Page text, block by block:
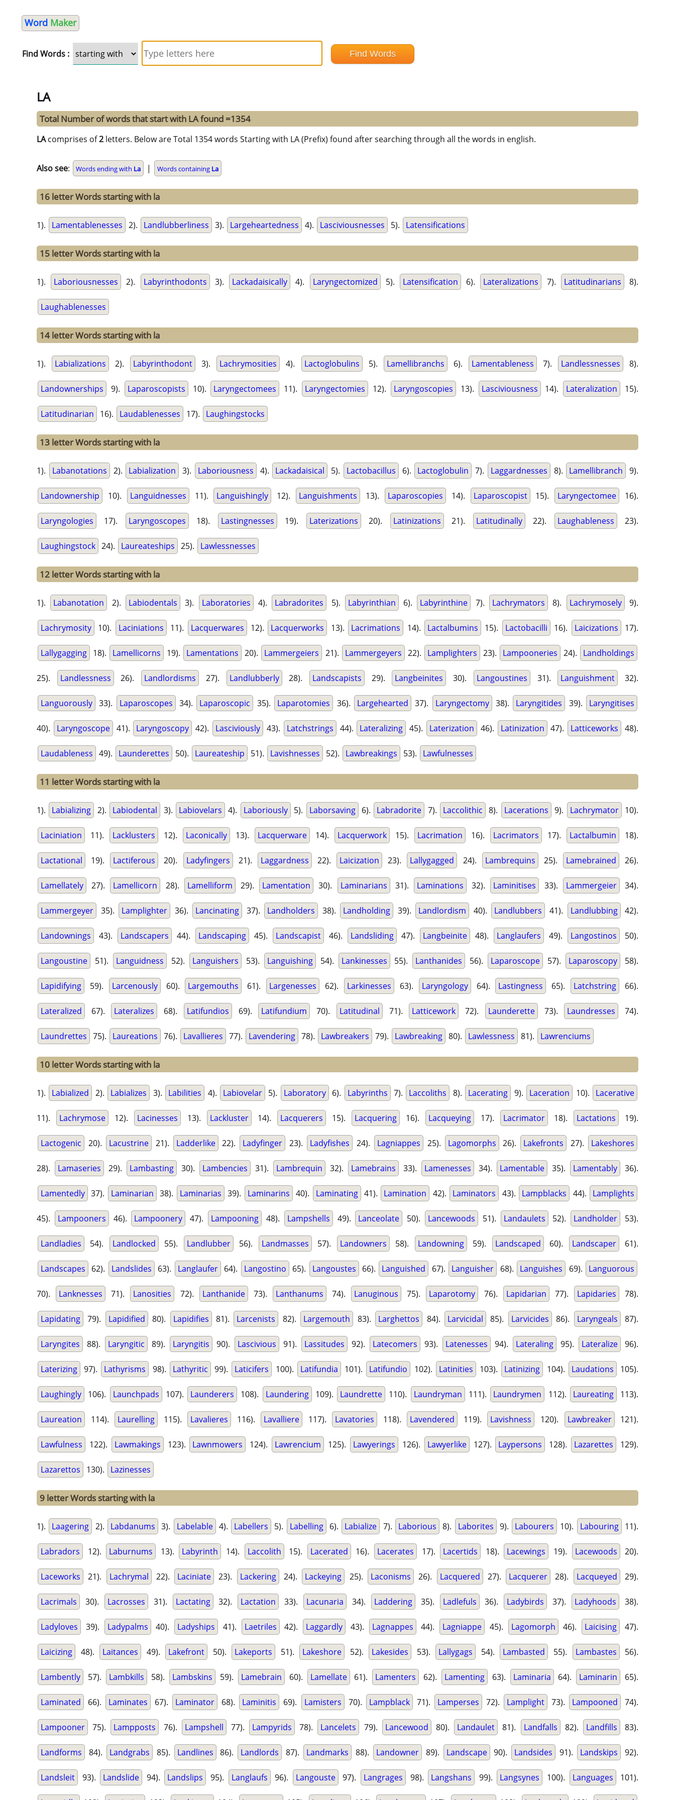
Word Maker
Find Words :
LA
Total Number of words that start with LA found =1354
LAcomprises of2 letters. Below are Total 1354 words Starting with LA (Prefix) found after searching through all the words in english.
Also see: Words ending with La | Words containing La
16 letter Words starting with la
1). Lamentablenesses 2). Landlubberliness 3). Largeheartedness 4). Lasciviousnesses 5). Latensifications
15 letter Words starting with la
1). Laboriousnesses 2). Labyrinthodonts 3). Lackadaisically 4). Laryngectomized 5). Latensification 6). Lateralizations 7). Latitudinarians 8).
Laughablenesses
14 letter Words starting with la
1). Labializations 2). Labyrinthodont 3). Lachrymosities 4). Lactoglobulins 5). Lamellibranchs 6). Lamentableness 7). Landlessnesses 8).
Landownerships 9). Laparoscopists 10). Laryngectomees 11). Laryngectomies 12). Laryngoscopies 13). Lasciviousness 14). Lateralization 15).
Latitudinarian 16). Laudablenesses 17). Laughingstocks
13 letter Words starting with la
1). Labanotations 2). Labialization 3). Laboriousness 4). Lackadaisical 5). Lactobacillus 6). Lactoglobulin 7). Laggardnesses 8). Lamellibranch 9).
Landownership 10). Languidnesses 11). Languishingly 12). Languishments 13). Laparoscopies 14). Laparoscopist 15). Laryngectomee 16).
Laryngologies 17). Laryngoscopes 18). Lastingnesses 19). Laterizations 20). Latinizations 21). Latitudinally 22). Laughableness 23).
Laughingstock 24). Laureateships 25). Lawlessnesses
12 letter Words starting with la
1). Labanotation 2). Labiodentals 3). Laboratories 4). Labradorites 5). Labyrinthian 6). Labyrinthine 7). Lachrymators 8). Lachrymosely 9).
Lachrymosity 10). Laciniations 11). Lacquerwares 12). Lacquerworks 13). Lacrimations 14). Lactalbumins 15). Lactobacilli 16). Laicizations 17).
Lallygagging 18). Lamellicorns 19). Lamentations 20). Lammergeiers 21). Lammergeyers 22). Lamplighters 23). Lampooneries 24). Landholdings
25). Landlessness 26). Landlordisms 27). Landlubberly 28). Landscapists 29). Langbeinites 30). Langoustines 31). Languishment 32).
Languorously 33). Laparoscopes 34). Laparoscopic 35). Laparotomies 36). Largehearted 37). Laryngectomy 38). Laryngitides 39). Laryngitises
40). Laryngoscope 41). Laryngoscopy 42). Lasciviously 43). Latchstrings 44). Lateralizing 45). Laterization 46). Latinization 47). Latticeworks 48).
Laudableness 49). Launderettes 50). Laureateship 51). Lavishnesses 52). Lawbreakings 53). Lawfulnesses
11 letter Words starting with la
1). Labializing 2). Labiodental 3). Labiovelars 4). Laboriously 5). Laborsaving 6). Labradorite 7). Laccolithic 8). Lacerations 9). Lachrymator 10).
Laciniation 11). Lacklusters 12). Laconically 13). Lacquerware 14). Lacquerwork 15). Lacrimation 16). Lacrimators 17). Lactalbumin 18).
Lactational 19). Lactiferous 20). Ladyfingers 21). Laggardness 22). Laicization 23). Lallygagged 24). Lambrequins 25). Lamebrained 26).
Lamellately 27). Lamellicorn 28). Lamelliform 29). Lamentation 30). Laminarians 31). Laminations 32). Laminitises 33). Lammergeier 34).
Lammergeyer 35). Lamplighter 36). Lancinating 37). Landholders 38). Landholding 39). Landlordism 40). Landlubbers 41). Landlubbing 42).
Landownings 43). Landscapers 44). Landscaping 45). Landscapist 46). Landsliding 47). Langbeinite 48). Langlaufers 49). Langostinos 50).
Langoustine 51). Languidness 52). Languishers 53). Languishing 54). Lankinesses 55). Lanthanides 56). Laparoscope 57). Laparoscopy 58).
Lapidifying 59). Larcenously 60). Largemouths 61). Largenesses 62). Larkinesses 63). Laryngology 64). Lastingness 65). Latchstring 66).
Lateralized 67). Lateralizes 68). Latifundios 69). Latifundium 70). Latitudinal 71). Latticework 72). Launderette 73). Laundresses 74).
Laundrettes 75). Laureations 76). Lavallieres 77). Lavendering 78). Lawbreakers 79). Lawbreaking 80). Lawlessness 81). Lawrenciums
10 letter Words starting with la
1). Labialized 2). Labializes 3). Labilities 4). Labiovelar 5). Laboratory 6). Labyrinths 7). Laccoliths 8). Lacerating 9). Laceration 10). Lacerative
11). Lachrymose 12). Lacinesses 13). Lackluster 14). Lacquerers 15). Lacquering 16). Lacqueying 17). Lacrimator 18). Lactations 19).
Lactogenic 20). Lacustrine 21). Ladderlike 22). Ladyfinger 23). Ladyfishes 24). Lagniappes 25). Lagomorphs 26). Lakefronts 27). Lakeshores
28). Lamaseries 29). Lambasting 30). Lambencies 31). Lambrequin 32). Lamebrains 33). Lamenesses 34). Lamentable 35). Lamentably 36).
Lamentedly 37). Laminarian 38). Laminarias 39). Laminarins 40). Laminating 41). Lamination 42). Laminators 43). Lampblacks 44). Lamplights
45). Lampooners 46). Lampoonery 47). Lampooning 48). Lampshells 49). Lanceolate 50). Lancewoods 51). Landaulets 52). Landholder 53).
Landladies 54). Landlocked 55). Landlubber 56). Landmasses 57). Landowners 58). Landowning 59). Landscaped 60). Landscaper 61).
Landscapes 62). Landslides 63). Langlaufer 64). Langostino 65). Langoustes 66). Languished 67). Languisher 68). Languishes 69). Languorous
70). Lanknesses 71). Lanosities 72). Lanthanide 73). Lanthanums 74). Lanuginous 75). Laparotomy 76). Lapidarian 77). Lapidaries 78).
Lapidating 79). Lapidified 80). Lapidifies 81). Larcenists 82). Largemouth 83). Larghettos 84). Larvicidal 85). Larvicides 86). Laryngeals 87).
Laryngites 88). Laryngitic 89). Laryngitis 90). Lascivious 91). Lassitudes 92). Latecomers 93). Latenesses 94). Lateraling 95). Lateralize 96).
Laterizing 97). Lathyrisms 98). Lathyritic 99). Laticifers 100). Latifundia 101). Latifundio 102). Latinities 103). Latinizing 104). Laudations 105).
Laughingly 106). Launchpads 107). Launderers 108). Laundering 109). Laundrette 110). Laundryman 111). Laundrymen 112). Laureating 113).
Laureation 114). Laurelling 115). Lavalieres 116). Lavalliere 117). Lavatories 118). Lavendered 119). Lavishness 120). Lawbreaker 121).
Lawfulness 122). Lawmakings 123). Lawnmowers 124). Lawrencium 125). Lawyerings 126). Lawyerlike 127). Laypersons 128). Lazarettes 129).
Lazarettos 130). Lazinesses
9 letter Words starting with la
1). Laagering 2). Labdanums 3). Labelable 4). Labellers 5). Labelling 6). Labialize 7). Laborious 8). Laborites 9). Labourers 10). Labouring 11).
Labradors 12). Laburnums 13). Labyrinth 14). Laccolith 15). Lacerated 16). Lacerates 17). Lacertids 18). Lacewings 19). Lacewoods 20).
Laceworks 21). Lachrymal 22). Laciniate 23). Lackering 24). Lackeying 25). Laconisms 26). Lacquered 27). Lacquerer 28). Lacqueyed 29).
Lacrimals 30). Lacrosses 31). Lactating 32). Lactation 33). Lacunaria 34). Laddering 35). Ladlefuls 36). Ladybirds 37). Ladyhoods 38).
Ladyloves 39). Ladypalms 40). Ladyships 41). Laetriles 42). Laggardly 43). Lagnappes 44). Lagniappe 45). Lagomorph 46). Laicising 47).
Laicizing 48). Laitances 49). Lakefront 50). Lakeports 51). Lakeshore 52). Lakesides 53). Lallygags 54). Lambasted 55). Lambastes 56).
Lambently 57). Lambkills 58). Lambskins 59). Lamebrain 60). Lamellate 61). Lamenters 62). Lamenting 63). Laminaria 64). Laminarin 65).
Laminated 66). Laminates 67). Laminator 68). Laminitis 69). Lamisters 70). Lampblack 71). Lamperses 72). Lamplight 73). Lampooned 74).
Lampooner 75). Lampposts 76). Lampshell 77). Lampyrids 78). Lancelets 79). Lancewood 80). Landaulet 81). Landfalls 82). Landfills 83).
Landforms 84). Landgrabs 85). Landlines 86). Landlords 87). Landmarks 88). Landowner 89). Landscape 90). Landsides 91). Landskips 92).
Landsleit 93). Landslide 94). Landslips 95). Langlaufs 96). Langouste 97). Langrages 98). Langshans 99). Langsynes 100). Languages 101).